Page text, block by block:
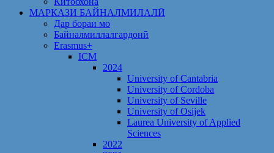
МАРКАЗИ БАЙНАЛМИЛАЛӢ
Дар бораи мо
Байналмиллалгардонӣ
Erasmus+
ICM
2024
University of Cantabria
University of Cordoba
University of Seville
University of Osijek
Laurea University of Applied
Sciences
2022